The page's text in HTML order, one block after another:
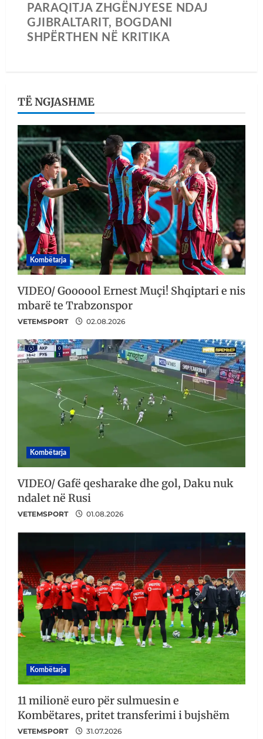
PARAQITJA ZHGËNJYESE NDAJ
GJIBRALTARIT, BOGDANI
SHPËRTHEN NË KRITIKA
TË NGJASHME
Kombëtarja
VIDEO/ Goooool Ernest Muçi! Shqiptari e nis
mbarë te Trabzonspor
VETEMSPORT 02.08.2026
Kombëtarja
VIDEO/ Gafë qesharake dhe gol, Daku nuk
ndalet në Rusi
VETEMSPORT 01.08.2026
Kombëtarja
11 milionë euro për sulmuesin e
Kombëtares, pritet transferimi i bujshëm
VETEMSPORT 31.07.2026